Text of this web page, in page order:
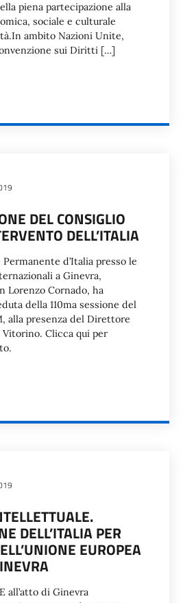
piena partecipazione alla
sociale e culturale
ambito Nazioni Unite,
sui Diritti […]
DEL CONSIGLIO
DELL’ITALIA
d’Italia presso le
a Ginevra,
Lorenzo Cornado, ha
della 110ma sessione del
alla presenza del Direttore
Clicca qui per
DELL’ITALIA PER
EUROPEA
all’atto di Ginevra